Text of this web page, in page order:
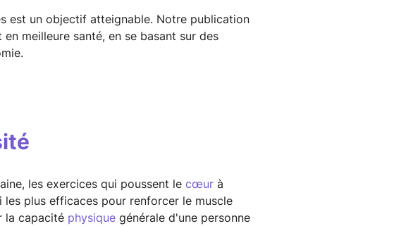
est un objectif atteignable. Notre publication
meilleure santé, en se basant sur des
les exercices qui poussent le cœur à
plus efficaces pour renforcer le muscle
la capacité physique générale d'une personne